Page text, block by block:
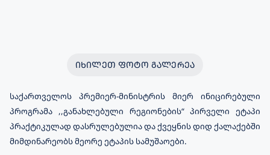
ᲘᲮᲘᲚᲔᲗ ᲤᲝᲢᲝ ᲒᲐᲚᲔᲠᲔᲐ
საქართველოს პრემიერ-მინისტრის მიერ ინიცირებული
პროგრამა ,,განახლებული რეგიონების“ პირველი ეტაპი
პრაქტიკულად დასრულებულია და ქვეყნის დიდ ქალაქებში
მიმდინარეობს მეორე ეტაპის სამუშაოები.